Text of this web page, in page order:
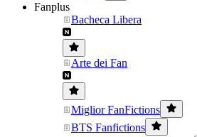
Fanplus
Bacheca Libera
Arte dei Fan
Miglior FanFictions
BTS Fanfictions